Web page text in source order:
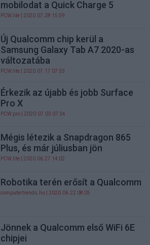
mobilodat a Quick Charge 5
PCW.lite | 2020.07.28 15:59
Új Qualcomm chip kerül a
Samsung Galaxy Tab A7 2020-as
változatába
PCW.lite | 2020.07.17 07:33
Érkezik az újabb és jobb Surface
Pro X
PCW.pro | 2020.07.03 07:34
Mégis létezik a Snapdragon 865
Plus, és már júliusban jön
PCW.lite | 2020.06.27 14:02
Robotika terén erősít a Qualcomm
computertrends.hu | 2020.06.22 08:05
Jönnek a Qualcomm első WiFi 6E
chipjei